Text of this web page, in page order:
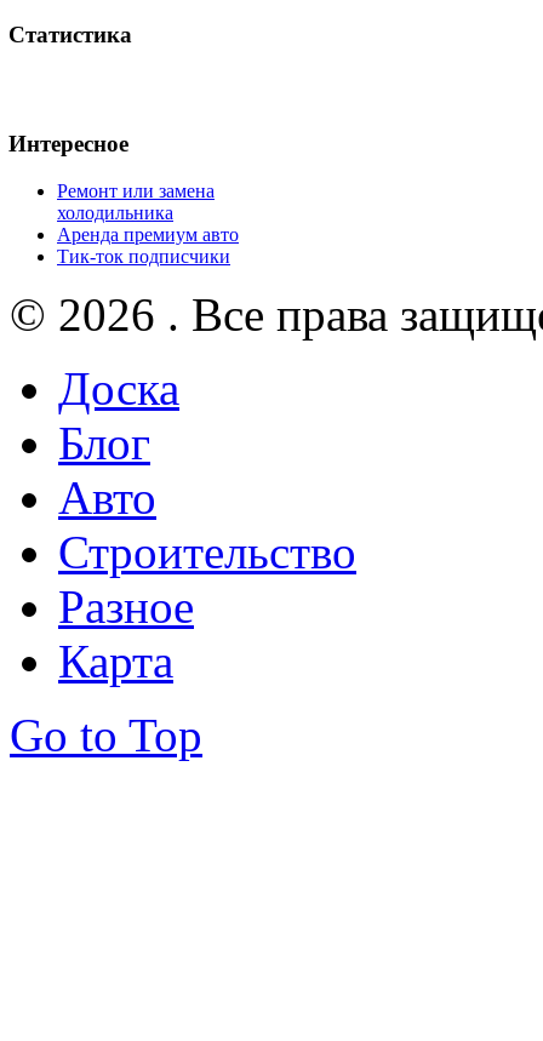
Статистика
Интересное
Ремонт или замена
холодильника
Аренда премиум авто
Тик-ток подписчики
© 2026 . Все права
Доска
Блог
Авто
Строительство
Разное
Карта
Go to Top